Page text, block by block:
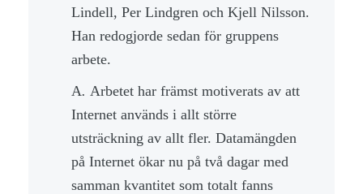
Lindell, Per Lindgren och Kjell Nilsson.
Han redogjorde sedan för gruppens
arbete.
A. Arbetet har främst motiverats av att
Internet används i allt större
utsträckning av allt fler. Datamängden
på Internet ökar nu på två dagar med
samman kvantitet som totalt fanns